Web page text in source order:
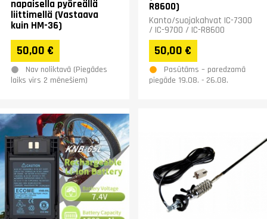
napaisella pyöreällä
liittimellä (Vastaava
kuin HM-36)
50,00 €
Nav noliktavā (Piegādes
laiks virs 2 mēnešiem)
R8600)
Kanto/suojakahvat IC-7300
/ IC-9700 / IC-R8600
50,00 €
Pasūtāms – paredzamā
piegāde 19.08. - 26.08.